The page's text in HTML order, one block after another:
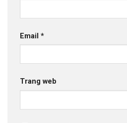
Email *
Trang web